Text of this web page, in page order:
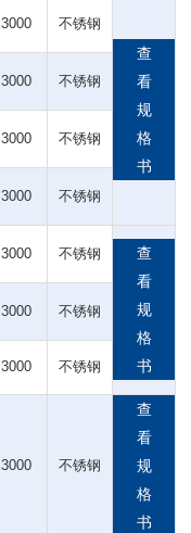
3000 不锈钢
查
看
规
格
书
3000 不锈钢
3000 不锈钢
3000 不锈钢
3000 不锈钢
查
看
规
格
书
3000 不锈钢
3000 不锈钢
3000 不锈钢
查
看
规
格
书